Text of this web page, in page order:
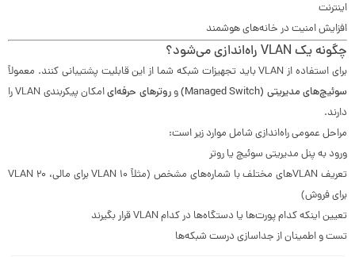
اینترنت
افزایش امنیت در خانه‌های هوشمند
چگونه یک VLAN راه‌اندازی می‌شود؟
برای استفاده از VLAN باید تجهیزات شبکه شما از این قابلیت پشتیبانی کنند. معمولاً
سوئیچ‌های مدیریتی (Managed Switch) وروترهای حرفه‌ای
امکان پیکربندی VLAN را
دارند.
مراحل عمومی راه‌اندازی شامل موارد زیر است:
ورود به پنل مدیریتی سوئیچ یا روتر
تعریف VLANهای مختلف با شماره‌های مشخص (مثلاً VLAN 10 برای مالی، VLAN 20
برای فروش)
تعیین اینکه کدام پورت‌ها یا دستگاه‌ها در کدام VLAN قرار بگیرند
تست و اطمینان از جداسازی درست شبکه‌ها